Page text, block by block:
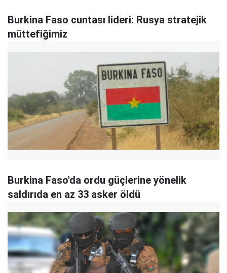
Burkina Faso cuntası lideri: Rusya stratejik
müttefiğimiz
Burkina Faso'da ordu güçlerine yönelik
saldırıda en az 33 asker öldü